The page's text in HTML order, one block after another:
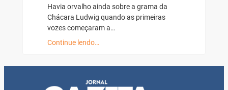
Havia orvalho ainda sobre a grama da
Chácara Ludwig quando as primeiras
vozes começaram a…
Continue lendo…